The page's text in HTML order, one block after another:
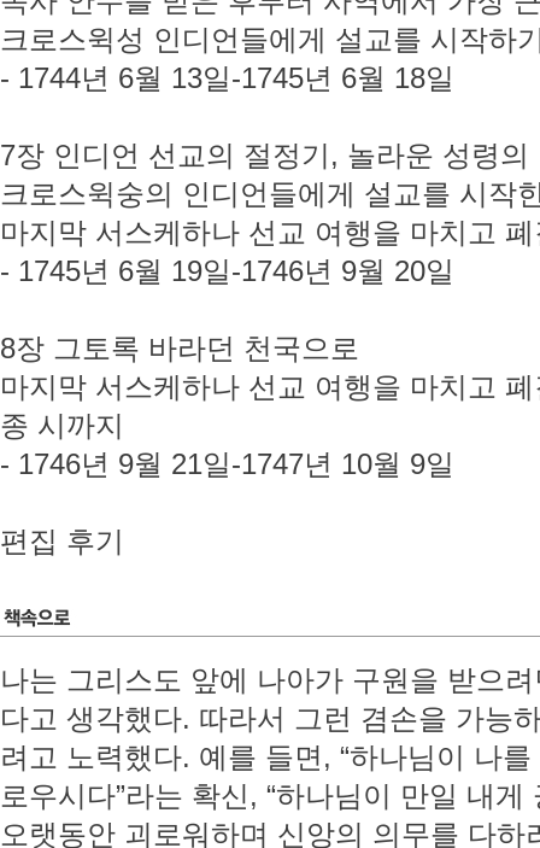
크로스윅성 인디언들에게 설교를 시작하
- 1744년 6월 13일-1745년 6월 18일
7장 인디언 선교의 절정기, 놀라운 성령의
크로스윅숭의 인디언들에게 설교를 시작
마지막 서스케하나 선교 여행을 마치고
- 1745년 6월 19일-1746년 9월 20일
8장 그토록 바라던 천국으로
마지막 서스케하나 선교 여행을 마치고
종 시까지
- 1746년 9월 21일-1747년 10월 9일
편집 후기
나는 그리스도 앞에 나아가 구원을 받으
다고 생각했다. 따라서 그런 겸손을 가능
려고 노력했다. 예를 들면, “하나님이 나
로우시다”라는 확신, “하나님이 만일 내
오랫동안 괴로워하며 신앙의 의무를 다